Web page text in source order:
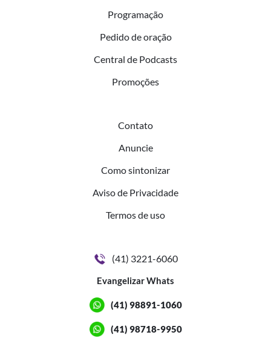
Programação
Pedido de oração
Central de Podcasts
Promoções
Contato
Anuncie
Como sintonizar
Aviso de Privacidade
Termos de uso
(41) 3221-6060
Evangelizar Whats
(41) 98891-1060
(41) 98718-9950